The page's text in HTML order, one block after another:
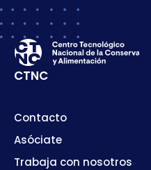
CTNC
Contacto
Asóciate
Trabaja con nosotros